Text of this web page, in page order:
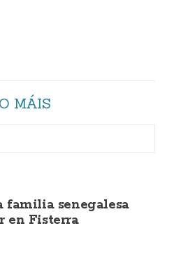
O MÁIS
familia senegalesa
en Fisterra